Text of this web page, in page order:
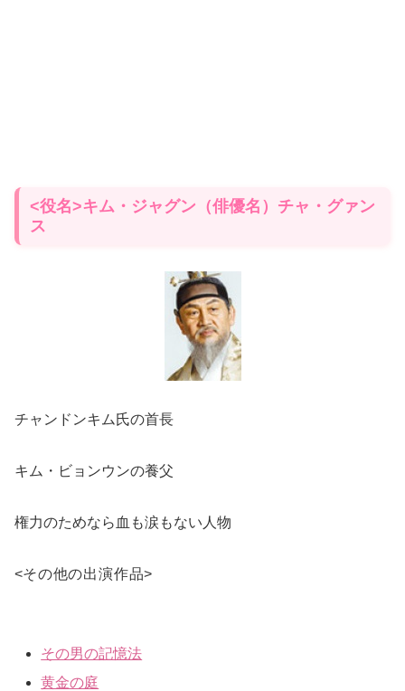
<役名>キム・ジャグン（俳優名）チャ・グァン
ス
チャンドンキム氏の首長
キム・ビョンウンの養父
権力のためなら血も涙もない人物
<その他の出演作品>
その男の記憶法
黄金の庭